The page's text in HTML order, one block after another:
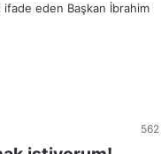
ifade eden Başkan İbrahim
562